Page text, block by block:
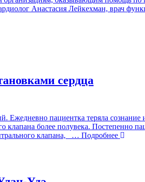
Анастасия Лейкехман, врач
сердца
пациентка теряла сознание
клапана более полувека. Постепенно
клапана,
… Подробнее